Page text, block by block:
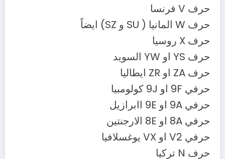
حرف V فرنسا
حرف W المانيا ( SU و SZ) ايضاً
حرف X روسيا
حرف YS او YW السويد
حرف ZA او ZR ايطاليا
حرفي 9F او 9J كولومبيا
حرفي 9A او 9E اابرازيل
حرفي 8A او 8E الارجنتين
حرفي V2 او VX يوغسلافيا
حرف N تركيا